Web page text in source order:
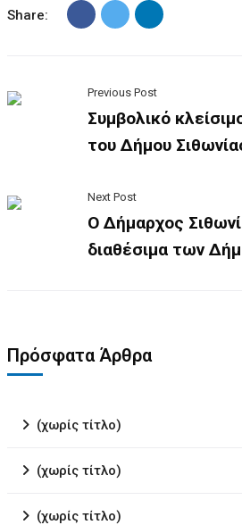
Share:
Previous Post
Συμβολικό
του Δήμου
Next Post
Ο Δήμαρχος
διαθέσιμα των
Πρόσφατα Άρθρα
(χωρίς τίτλο)
(χωρίς τίτλο)
(χωρίς τίτλο)